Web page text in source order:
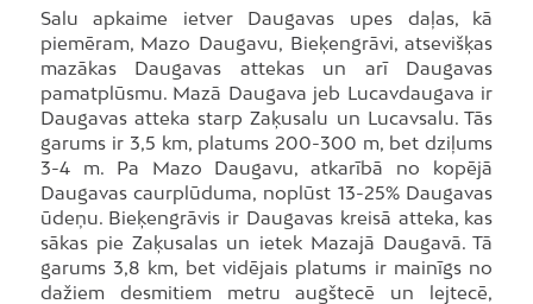
Salu apkaime ietver Daugavas upes daļas, kā
piemēram, Mazo Daugavu, Bieķengrāvi, atsevišķas
mazākas Daugavas attekas un arī Daugavas
pamatplūsmu. Mazā Daugava jeb Lucavdaugava ir
Daugavas atteka starp Zaķusalu un Lucavsalu. Tās
garums ir 3,5 km, platums 200-300 m, bet dziļums
3-4 m. Pa Mazo Daugavu, atkarībā no kopējā
Daugavas caurplūduma, noplūst 13-25% Daugavas
ūdeņu. Bieķengrāvis ir Daugavas kreisā atteka, kas
sākas pie Zaķusalas un ietek Mazajā Daugavā. Tā
garums 3,8 km, bet vidējais platums ir mainīgs no
dažiem desmitiem metru augštecē un lejtecē,